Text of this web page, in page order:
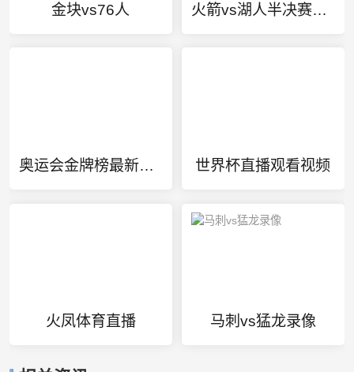
金块vs76人 火箭vs湖人半决赛全场回放
奥运会金牌榜最新排名 世界杯直播观看视频
火凤体育直播 马刺vs猛龙录像